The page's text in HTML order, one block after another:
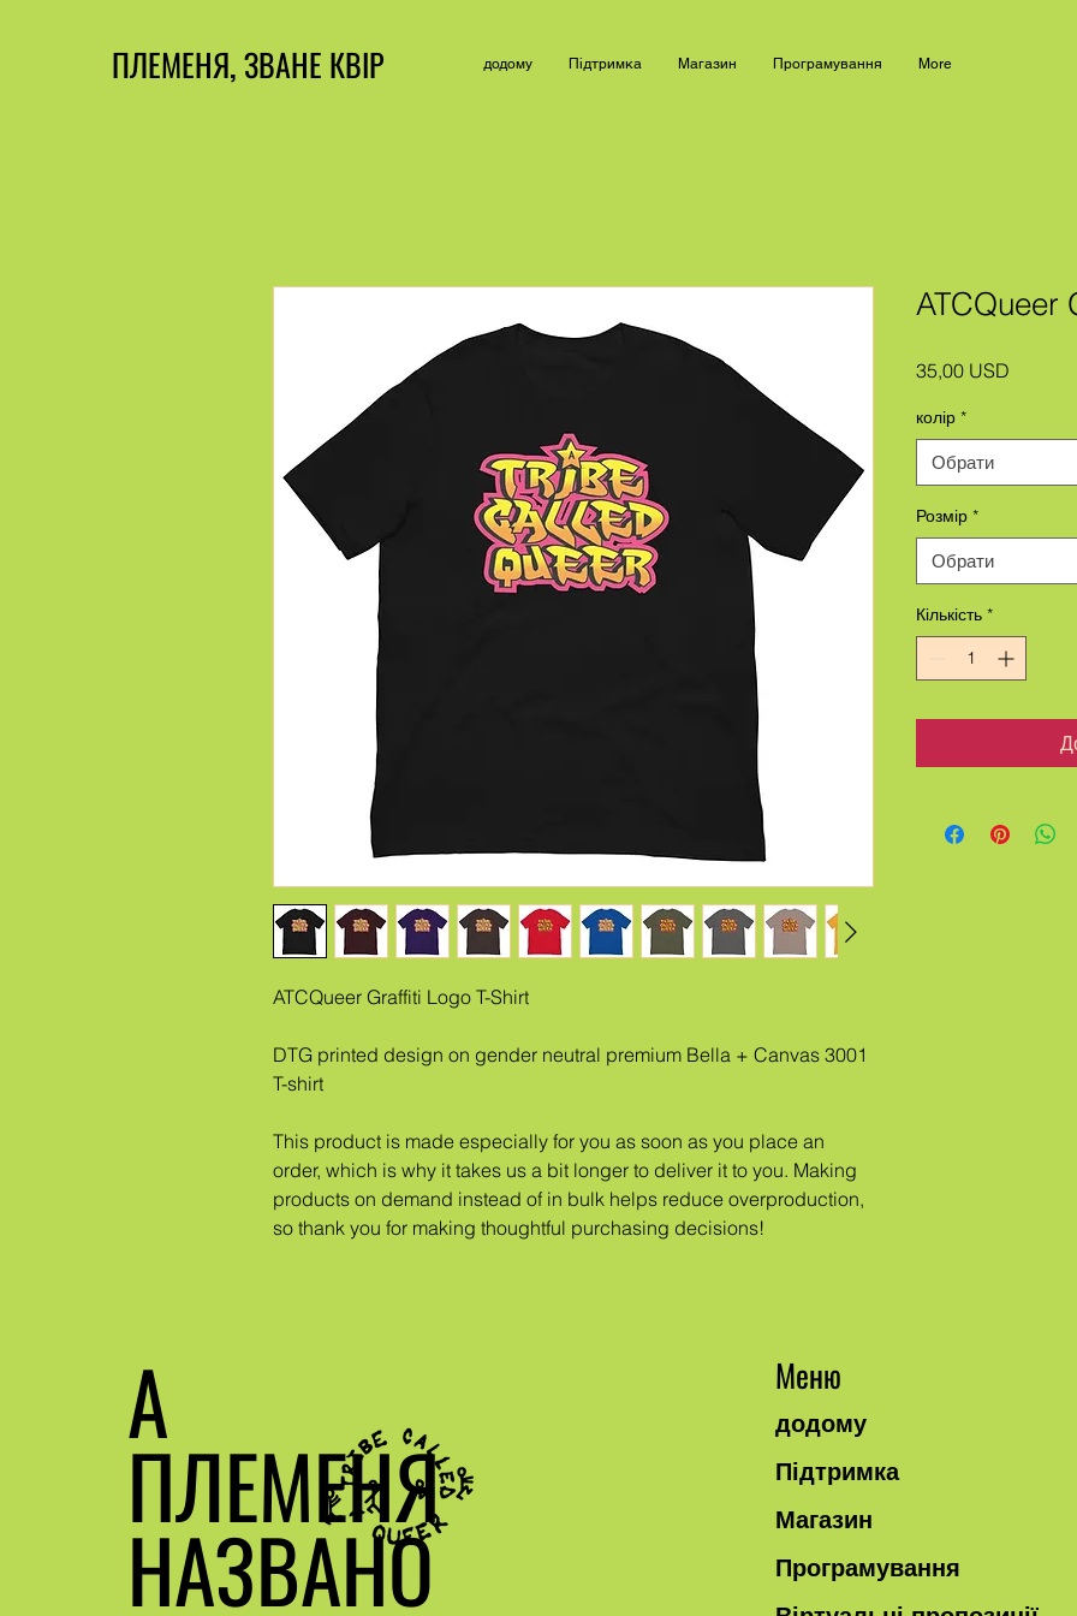
ПЛЕМЕНЯ, ЗВАНЕ КВІР додому Підтримка Магазин Програмування More
ATCQueer Graffiti Logo T-Shirt
DTG printed design on gender neutral premium Bella + Canvas 3001
T-shirt
This product is made especially for you as soon as you place an
order, which is why it takes us a bit longer to deliver it to you. Making
products on demand instead of in bulk helps reduce overproduction,
so thank you for making thoughtful purchasing decisions!
ATCQueer
35,00 USD
колір *
Обрати
Розмір *
Обрати
Кількість *
А
ПЛЕМЕНЯ
НАЗВАНО
Меню
додому
Підтримка
Магазин
Програмування